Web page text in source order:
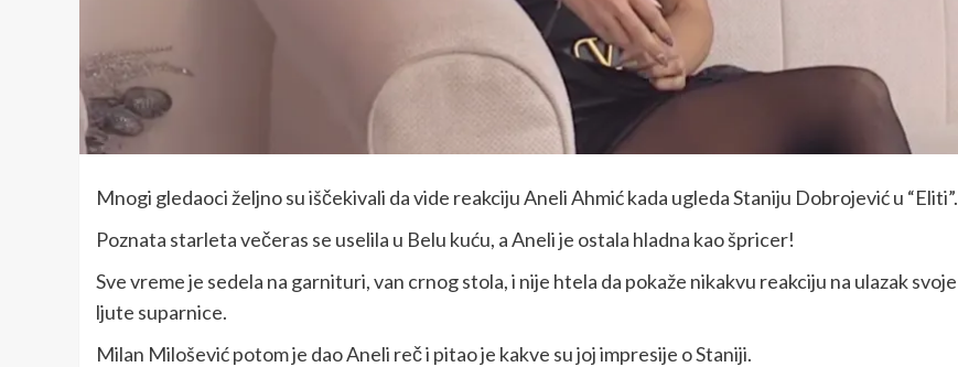
Mnogi gledaoci željno su iščekivali da vide reakciju Aneli Ahmić kada ugleda Staniju Dobrojević u “Eliti”.
Poznata starleta večeras se uselila u Belu kuću, a Aneli je ostala hladna kao špricer!
Sve vreme je sedela na garnituri, van crnog stola, i nije htela da pokaže nikakvu reakciju na ulazak svoje
ljute suparnice.
Milan Milošević potom je dao Aneli reč i pitao je kakve su joj impresije o Staniji.